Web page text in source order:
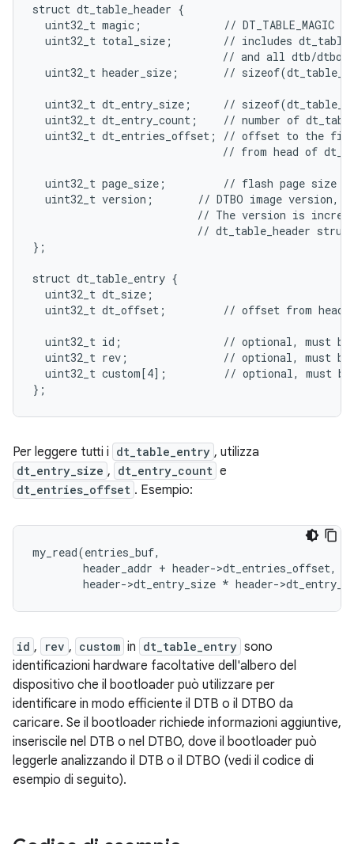
struct dt_table_header {
  uint32_t magic;             // DT_TABLE_MAGIC
uint32_t total_size;        // includes
                              // and all dtb/dtbo
uint32_t header_size;       //
uint32_t dt_entry_size;     //
uint32_t dt_entry_count;    // number of
uint32_t dt_entries_offset; // offset to the
// from head of
uint32_t page_size;         // flash page size
uint32_t version;       // DTBO image version,
// The version is
// dt_table_header
};
struct dt_table_entry {
  uint32_t dt_size;
uint32_t dt_offset;         // offset from head
uint32_t id;                // optional, must
uint32_t rev;               // optional, must
uint32_t custom[4];         // optional, must
};
Per leggere tutti i dt_table_entry , utilizza
dt_entry_size , dt_entry_count e
dt_entries_offset . Esempio:
my_read(entries_buf,
header_addr + header->dt_entries_offset,
header->dt_entry_size * header->
id , rev , custom in dt_table_entry sono
identificazioni hardware facoltative dell'albero del
dispositivo che il bootloader può utilizzare per
identificare in modo efficiente il DTB o il DTBO da
caricare. Se il bootloader richiede informazioni aggiuntive,
inseriscile nel DTB o nel DTBO, dove il bootloader può
leggerle analizzando il DTB o il DTBO (vedi il codice di
esempio di seguito).